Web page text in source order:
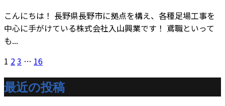
こんにちは！ 長野県長野市に拠点を構え、各種足場工事を
中心に手がけている株式会社入山興業です！ 鳶職といって
も...
1 23 … 16
最近の投稿